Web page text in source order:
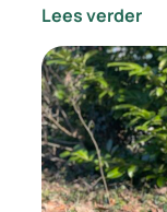
Lees verder:
–
–